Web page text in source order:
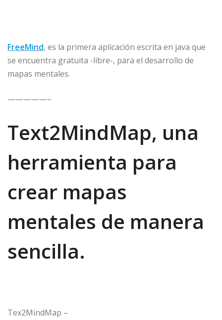
FreeMind, es la primera aplicación escrita en java que
se encuentra gratuita -libre-, para el desarrollo de
mapas mentales.
—————–
Text2MindMap, una
herramienta para
crear mapas
mentales de manera
sencilla.
Tex2MindMap –